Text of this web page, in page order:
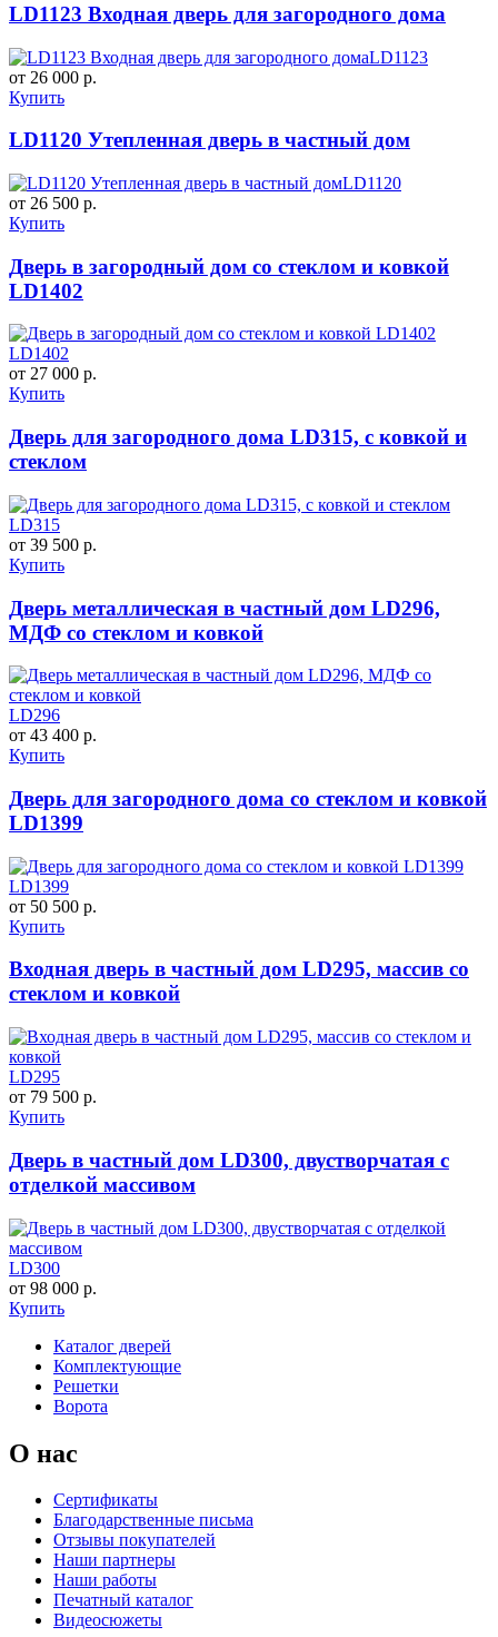
LD1123 Входная дверь для загородного дома
LD1123
от 26 000 р.
Купить
LD1120 Утепленная дверь в частный дом
LD1120
от 26 500 р.
Купить
Дверь в загородный дом со стеклом и ковкой
LD1402
LD1402
от 27 000 р.
Купить
Дверь для загородного дома LD315, с ковкой и
стеклом
LD315
от 39 500 р.
Купить
Дверь металлическая в частный дом LD296,
МДФ со стеклом и ковкой
LD296
от 43 400 р.
Купить
Дверь для загородного дома со стеклом и ковкой
LD1399
LD1399
от 50 500 р.
Купить
Входная дверь в частный дом LD295, массив со
стеклом и ковкой
LD295
от 79 500 р.
Купить
Дверь в частный дом LD300, двустворчатая с
отделкой массивом
LD300
от 98 000 р.
Купить
Каталог дверей
Комплектующие
Решетки
Ворота
О нас
Сертификаты
Благодарственные письма
Отзывы покупателей
Наши партнеры
Наши работы
Печатный каталог
Видеосюжеты